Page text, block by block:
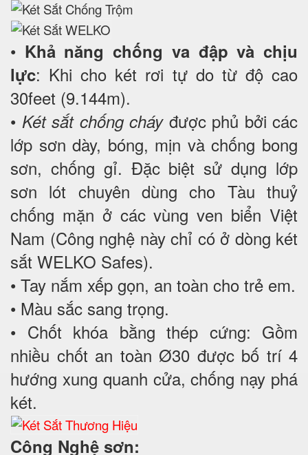
• Khả năng chống va đập và chịu
lực: Khi cho két rơi tự do từ độ cao
30feet (9.144m).
• Két sắt chống cháyđược phủ bởi các
lớp sơn dày, bóng, mịn và chống bong
sơn, chống gỉ. Đặc biệt sử dụng lớp
sơn lót chuyên dùng cho Tàu thuỷ
chống mặn ở các vùng ven biển Việt
Nam (Công nghệ này chỉ có ở dòng két
sắt WELKO Safes).
• Tay nắm xếp gọn, an toàn cho trẻ em.
• Màu sắc sang trọng.
• Chốt khóa bằng thép cứng: Gồm
nhiều chốt an toàn Ø30 được bố trí 4
hướng xung quanh cửa, chống nạy phá
két.
Công Nghệ sơn: